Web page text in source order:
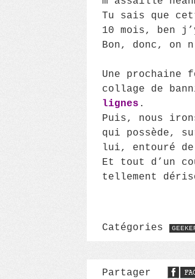
Tu sais que
10 mois, ben
Bon, donc, on
Une prochaine
collage de
lignes .
Puis, nous
qui possède,
lui, entouré de
Et tout d’un
tellement
Catégories
Partager